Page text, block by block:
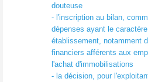
douteuse
- l'inscription au bilan,
dépenses ayant le
établissement, notamment
financiers afférents aux
l'achat d'immobilisations
- la décision, pour